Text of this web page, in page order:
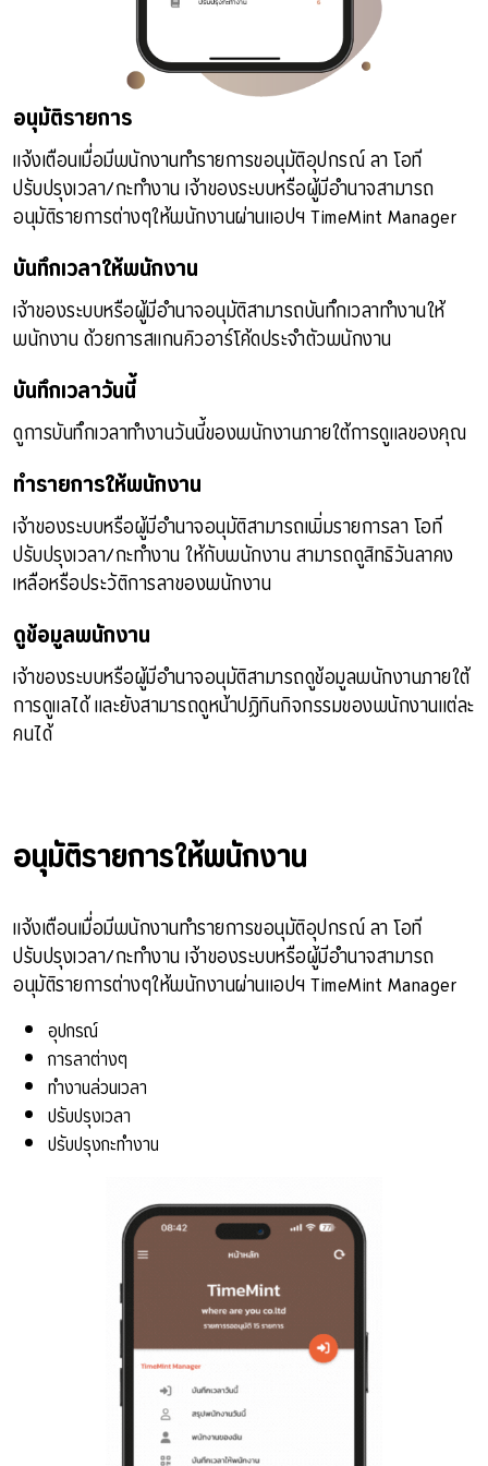
อนุมัติรายการ
แจ้งเตือนเมื่อมีพนักงานทำรายการขอนุมัติอุปกรณ์ ลา โอที
ปรับปรุงเวลา/กะทำงาน เจ้าของระบบหรือผู้มีอำนาจสามารถ
อนุมัติรายการต่างๆให้พนักงานผ่านแอปฯ TimeMint Manager
บันทึกเวลาให้พนักงาน
เจ้าของระบบหรือผู้มีอำนาจอนุมัติสามารถบันทึกเวลาทำงานให้
พนักงาน ด้วยการสแกนคิวอาร์โค้ดประจำตัวพนักงาน
บันทึกเวลาวันนี้
ดูการบันทึกเวลาทำงานวันนี้ของพนักงานภายใต้การดูแลของคุณ
ทำรายการให้พนักงาน
เจ้าของระบบหรือผู้มีอำนาจอนุมัติสามารถเพิ่มรายการลา โอที
ปรับปรุงเวลา/กะทำงาน ให้กับพนักงาน สามารถดูสิทธิวันลาคง
เหลือหรือประวัติการลาของพนักงาน
ดูข้อมูลพนักงาน
เจ้าของระบบหรือผู้มีอำนาจอนุมัติสามารถดูข้อมูลพนักงานภายใต้
การดูแลได้ และยังสามารถดูหน้าปฏิทินกิจกรรมของพนักงานแต่ละ
คนได้
อนุมัติรายการให้พนักงาน
แจ้งเตือนเมื่อมีพนักงานทำรายการขอนุมัติอุปกรณ์ ลา โอที
ปรับปรุงเวลา/กะทำงาน เจ้าของระบบหรือผู้มีอำนาจสามารถ
อนุมัติรายการต่างๆให้พนักงานผ่านแอปฯ TimeMint Manager
อุปกรณ์
การลาต่างๆ
ทำงานล่วนเวลา
ปรับปรุงเวลา
ปรับปรุงกะทำงาน